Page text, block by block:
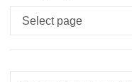
Languages